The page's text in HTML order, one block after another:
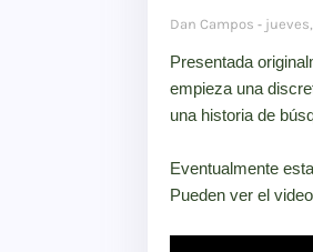
Dan Campos
Presentada
empieza una
una historia de
Eventualmente
Pueden ver el